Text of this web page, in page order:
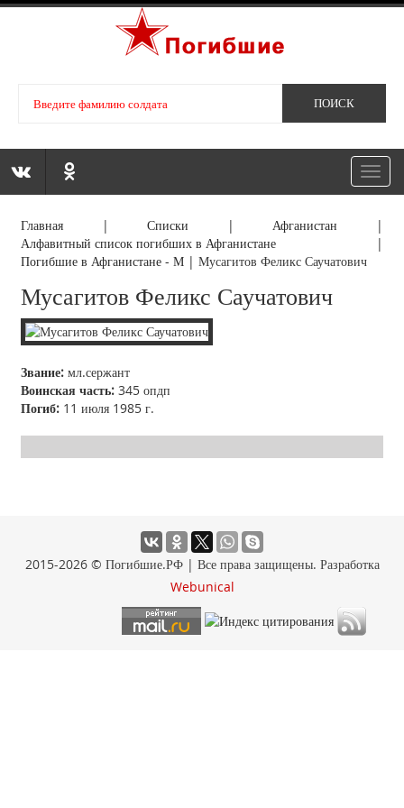
Главная |Списки | Афганистан |
Алфавитный список погибших в Афганистане |
Погибшие в Афганистане - М |Мусагитов Феликс Саучатович
Мусагитов Феликс Саучатович
Звание: мл.сержант
Воинская часть: 345 опдп
Погиб: 11 июля 1985 г.
2015-2026 © Погибшие.РФ | Все права защищены. Разработка
Webunical